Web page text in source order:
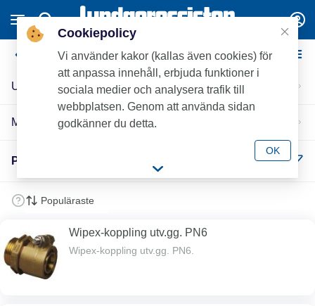
PEX-rörskulvert
Uponor
MaxiTherm Pex-kulvert
PEX-rörskulvert (42)
Wipex-koppling utv.gg. PN6
Wipex-koppling utv.gg. PN6.
Cookiepolicy
Vi använder kakor (kallas även cookies) för
att anpassa innehåll, erbjuda funktioner i
sociala medier och analysera trafik till
webbplatsen. Genom att använda sidan
godkänner du detta.
OK